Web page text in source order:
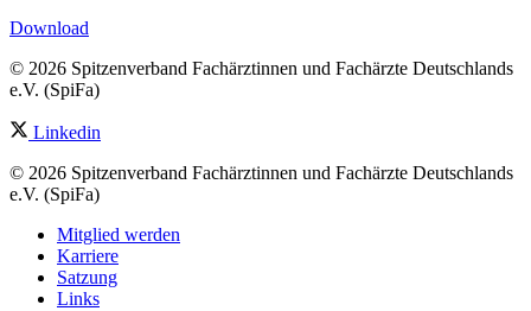
Download
© 2026 Spitzenverband Fachärztinnen und Fachärzte Deutschlands
e.V. (SpiFa)
Linkedin
© 2026 Spitzenverband Fachärztinnen und Fachärzte Deutschlands
e.V. (SpiFa)
Mitglied werden
Karriere
Satzung
Links